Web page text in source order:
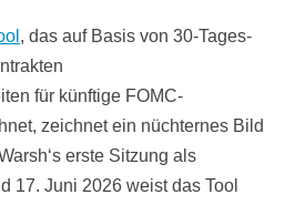
, das auf Basis von 30-Tages-
für künftige FOMC-
zeichnet ein nüchternes Bild
erste Sitzung als
17. Juni 2026 weist das Tool